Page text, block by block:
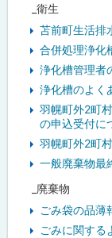
_衛生
苫前町生活排
合併処理浄化
浄化槽管理者
浄化槽のよく
羽幌町外2町
の申込受付に
羽幌町外2町
一般廃棄物最
_廃棄物
ごみ袋の品薄
ごみに関する